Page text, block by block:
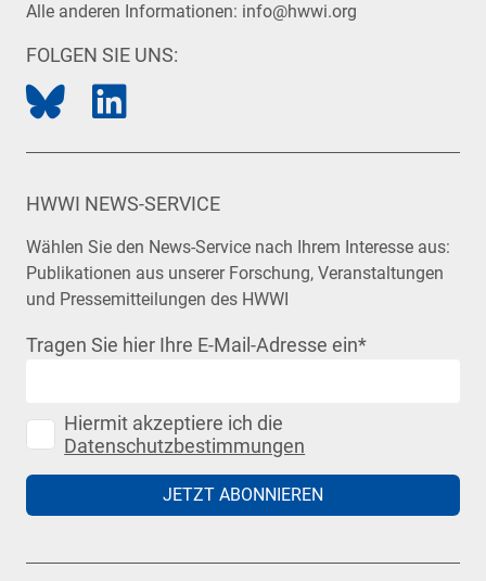
Alle anderen Informationen: info@hwwi.org
FOLGEN SIE UNS:
HWWI NEWS-SERVICE
Wählen Sie den News-Service nach Ihrem Interesse aus:
Publikationen aus unserer Forschung, Veranstaltungen
und Pressemitteilungen des HWWI
Tragen Sie hier Ihre E-Mail-Adresse ein*
Hiermit akzeptiere ich die
Datenschutzbestimmungen
JETZT ABONNIEREN